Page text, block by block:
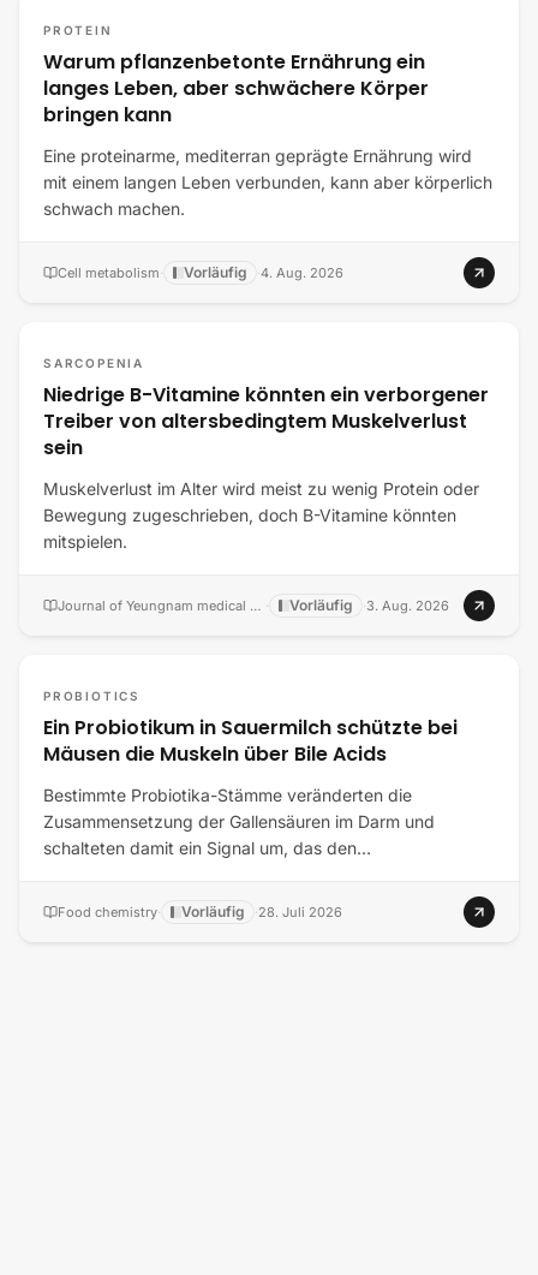
PROTEIN
Warum pflanzenbetonte Ernährung ein
langes Leben, aber schwächere Körper
bringen kann
Eine proteinarme, mediterran geprägte Ernährung wird
mit einem langen Leben verbunden, kann aber körperlich
schwach machen.
Cell metabolism· Vorläufig ·4. Aug. 2026
SARCOPENIA
Niedrige B-Vitamine könnten ein verborgener
Treiber von altersbedingtem Muskelverlust
sein
Muskelverlust im Alter wird meist zu wenig Protein oder
Bewegung zugeschrieben, doch B-Vitamine könnten
mitspielen.
Journal of Yeungnam medical science · Vorläufig ·3. Aug. 2026
PROBIOTICS
Ein Probiotikum in Sauermilch schützte bei
Mäusen die Muskeln über Bile Acids
Bestimmte Probiotika-Stämme veränderten die
Zusammensetzung der Gallensäuren im Darm und
schalteten damit ein Signal um, das den…
Food chemistry· Vorläufig ·28. Juli 2026